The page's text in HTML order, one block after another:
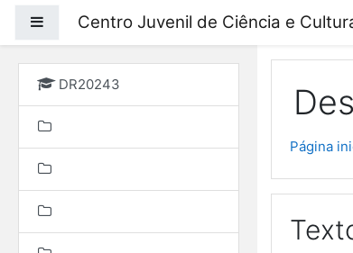
Painel lateral
Centro Juvenil de Ciência e
DR20243
Página